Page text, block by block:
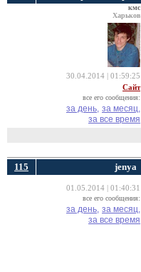
кмс
Харьков
30.04.2014 | 01:59:25
Сайт
все его сообщения:
за день, за месяц,
за все время
115 jenya
01.05.2014 | 01:40:31
все его сообщения:
за день, за месяц,
за все время